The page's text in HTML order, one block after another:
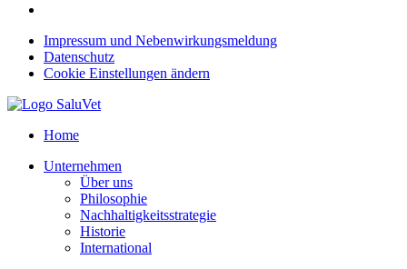
Impressum und Nebenwirkungsmeldung
Datenschutz
Cookie Einstellungen ändern
Home
Unternehmen
Über uns
Philosophie
Nachhaltigkeitsstrategie
Historie
International